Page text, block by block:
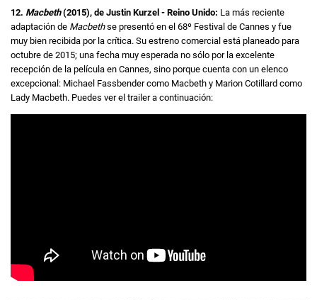
12. Macbeth(2015), de Justin Kurzel - Reino Unido: La más reciente
adaptación de Macbethse presentó en el 68º Festival de Cannes y fue
muy bien recibida por la crítica. Su estreno comercial está planeado para
octubre de 2015; una fecha muy esperada no sólo por la excelente
recepción de la película en Cannes, sino porque cuenta con un elenco
excepcional: Michael Fassbender como Macbeth y Marion Cotillard como
Lady Macbeth. Puedes ver el trailer a continuación: